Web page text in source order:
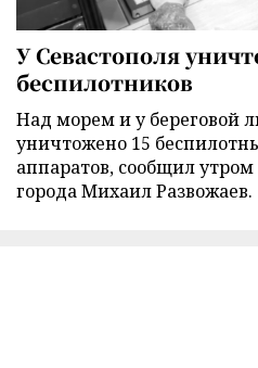
У Севастополя
беспилотников
Над морем и у береговой
уничтожено 15
аппаратов, сообщил
города Михаил Развожаев.